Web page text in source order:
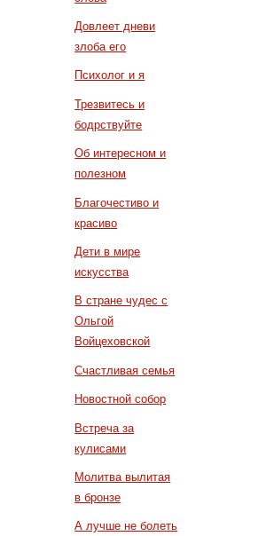
Довлеет дневи
злоба его
Психолог и я
Трезвитесь и
бодрствуйте
Об интересном и
полезном
Благочестиво и
красиво
Дети в мире
искусства
В стране чудес с
Ольгой
Войцеховской
Счастливая семья
Новостной собор
Встреча за
кулисами
Молитва вылитая
в бронзе
А лучше не болеть